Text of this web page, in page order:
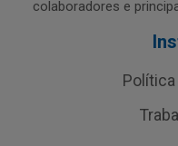
colaboradores e